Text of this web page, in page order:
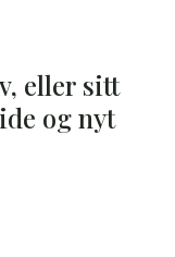
eller sitt
og nyt